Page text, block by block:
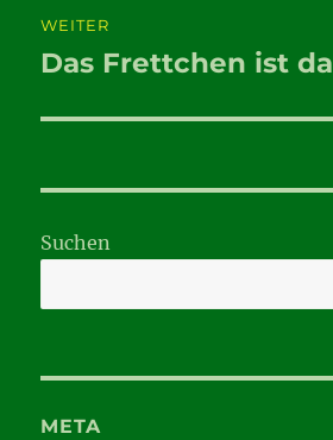
WEITER
Nächster
Das Frettchen ist da
Suchen
META